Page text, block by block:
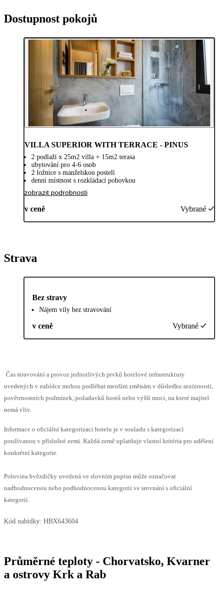
Dostupnost pokojů
VILLA SUPERIOR WITH TERRACE - PINUS
2 podlaží x 25m2 villa + 15m2 terasa
ubytování pro 4-6 osob
2 ložnice s manželskou postelí
denní místnost s rozkládací pohovkou
zobrazit podrobnosti
v ceně Vybrané
Strava
Bez stravy
Nájem vily bez stravování
v ceně Vybrané
Čas stravování a provoz jednotlivých prvků hotelové infrastruktury
uvedených v nabídce mohou podléhat menším změnám v důsledku sezónnosti,
povětrnostních podmínek, požadavků hostů nebo vyšší moci, na které majitel
nemá vliv.
Informace o oficiální kategorizaci hotelu je v souladu s kategorizací
používanou v příslušné zemi. Každá země uplatňuje vlastní kritéria pro udělení
konkrétní kategorie.
Polovina hvězdičky uvedená ve slovním popisu může označovat
nadhodnocenou nebo podhodnocenou kategorii ve srovnání s oficiální
kategorií.
Kód nabídky: HBX643604
Průměrné teploty - Chorvatsko, Kvarner
a ostrovy Krk a Rab